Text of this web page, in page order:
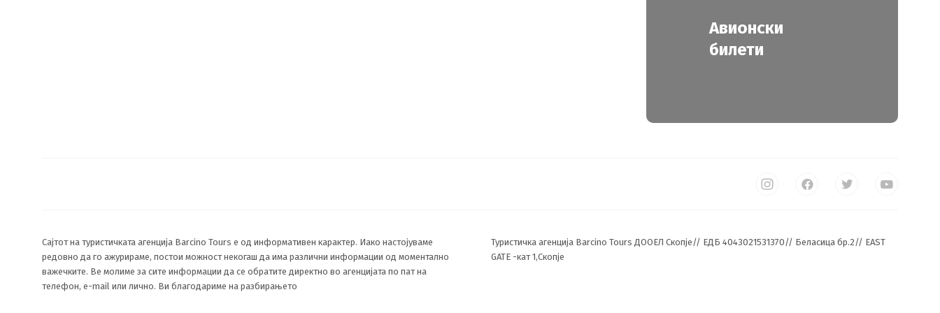
Авионски
билети
Сајтот на туристичката агенција Barcino Tours е од информативен карактер. Иако настојуваме
редовно да го ажурираме, постои можност некогаш да има различни информации од моментално
важечките. Ве молиме за сите информации да се обратите директно во агенцијата по пат на
телефон, e-mail или лично. Ви благодариме на разбирањето
Туристичка агенција Barcino Tours ДООЕЛ Скопје// ЕДБ 4043021531370// Беласица бр.2// EAST
GATE -кат 1,Скопје